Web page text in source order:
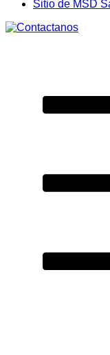
Content
FooterSitio de MSD